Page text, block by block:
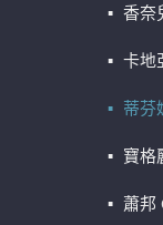
香奈
卡地
蒂芬
寶格
蕭邦